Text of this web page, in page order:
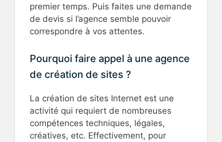
premier temps. Puis faites une demande
de devis si l’agence semble pouvoir
correspondre à vos attentes.
Pourquoi faire appel à une agence
de création de sites ?
La création de sites Internet est une
activité qui requiert de nombreuses
compétences techniques, légales,
créatives, etc. Effectivement, pour